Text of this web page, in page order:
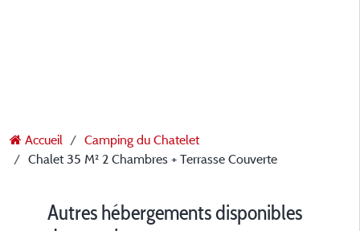
Accueil
Camping du Chatelet
Chalet 35 M² 2 Chambres + Terrasse Couverte
Autres hébergements disponibles